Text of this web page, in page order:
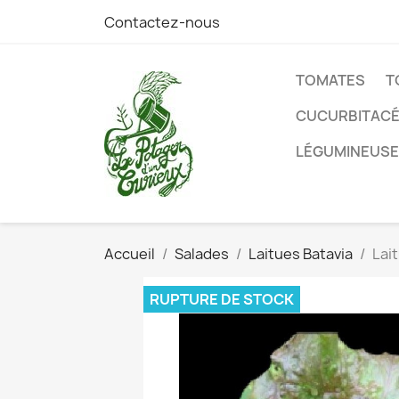
Contactez-nous
TOMATES
Accueil Salades Laitues Batavia
RUPTURE DE STOCK